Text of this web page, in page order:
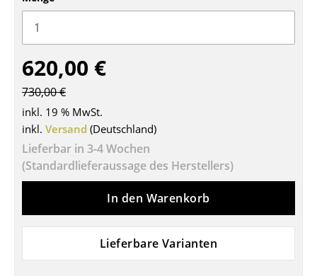
Couchtische
Schreibtische
Sekretäre & PC-Tische
Konferenztische
Stehtische & Stehpulte
Kindertische
... alle Tische
620,00 €
730,00 €
inkl. 19 % MwSt.
inkl. Versand (Deutschland)
Lieferbar in 3-4 Wochen
(Standardlieferaussage des Herstellers)
In den Warenkorb
Lieferbare Varianten